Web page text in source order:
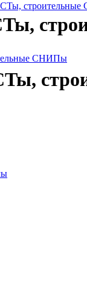
СНИПы